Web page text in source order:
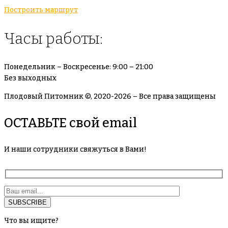
Построить маршрут
Часы работы:
Понедельник – Воскресенье: 9:00 – 21:00
Без выходных
Плодовый Питомник ©, 2020-2026 – Все права защищены
ОСТАВЬТЕ свой email
И наши сотрудники свяжуться в Вами!
Что вы ищите?